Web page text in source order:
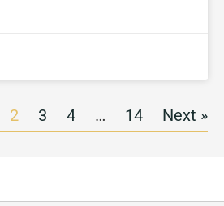
2 3 4 … 14 Next »